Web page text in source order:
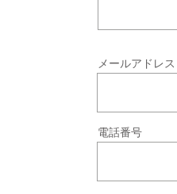
メールアドレス
電話番号